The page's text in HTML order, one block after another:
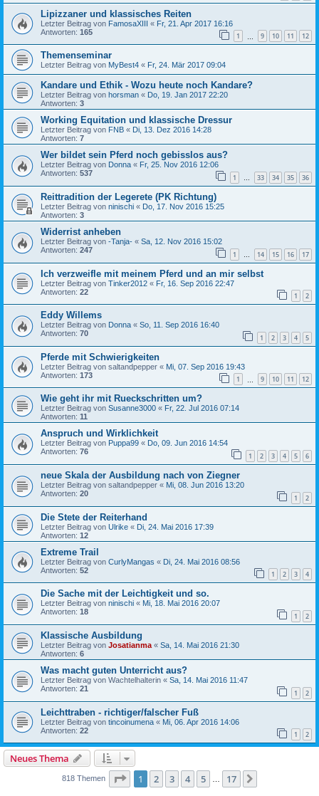
Lipizzaner und klassisches Reiten
Letzter Beitrag von FamosaXIII « Fr, 21. Apr 2017 16:16
Antworten: 165 1 9 10 11 12
Themenseminar
Letzter Beitrag von MyBest4 « Fr, 24. Mär 2017 09:04
Kandare und Ethik - Wozu heute noch Kandare?
Letzter Beitrag von horsman « Do, 19. Jan 2017 22:20
Antworten: 3
Working Equitation und klassische Dressur
Letzter Beitrag von FNB « Di, 13. Dez 2016 14:28
Antworten: 7
Wer bildet sein Pferd noch gebisslos aus?
Letzter Beitrag von Donna « Fr, 25. Nov 2016 12:06
Antworten: 537 1 … 33 34 35 36
Reittradition der Legerete (PK Richtung)
Letzter Beitrag von ninischi « Do, 17. Nov 2016 15:25
Antworten: 3
Widerrist anheben
Letzter Beitrag von -Tanja- « Sa, 12. Nov 2016 15:02
Antworten: 247 1 14 15 16 17
Ich verzweifle mit meinem Pferd und an mir selbst
Letzter Beitrag von Tinker2012 « Fr, 16. Sep 2016 22:47
Antworten: 22 1 2
Eddy Willems
Letzter Beitrag von Donna « So, 11. Sep 2016 16:40
Antworten: 70 1 2 3 4 5
Pferde mit Schwierigkeiten
Letzter Beitrag von saltandpepper « Mi, 07. Sep 2016 19:43
Antworten: 173 1 9 10 11 12
Wie geht ihr mit Rueckschritten um?
Letzter Beitrag von Susanne3000 « Fr, 22. Jul 2016 07:14
Antworten: 11
Anspruch und Wirklichkeit
Letzter Beitrag von Puppa99 « Do, 09. Jun 2016 14:54
Antworten: 76 1 2 3 4 5 6
neue Skala der Ausbildung nach von Ziegner
Letzter Beitrag von saltandpepper « Mi, 08. Jun 2016 13:20
Antworten: 20 1 2
Die Stete der Reiterhand
Letzter Beitrag von Ulrike « Di, 24. Mai 2016 17:39
Antworten: 12
Extreme Trail
Letzter Beitrag von CurlyMangas « Di, 24. Mai 2016 08:56
Antworten: 52 1 2 3 4
Die Sache mit der Leichtigkeit und so.
Letzter Beitrag von ninischi « Mi, 18. Mai 2016 20:07
Antworten: 18 1 2
Klassische Ausbildung
Letzter Beitrag von Josatianma « Sa, 14. Mai 2016 21:30
Antworten: 6
Was macht guten Unterricht aus?
Letzter Beitrag von Wachtelhalterin « Sa, 14. Mai 2016 11:47
Antworten: 21 1 2
Leichttraben - richtiger/falscher Fuß
Letzter Beitrag von tincoinumena « Mi, 06. Apr 2016 14:06
Antworten: 22 1 2
Neues Thema
818 Themen Seite 1von 17
1 2 3 4 5 17